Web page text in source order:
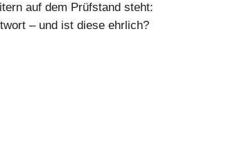
auf dem Prüfstand steht:
– und ist diese ehrlich?